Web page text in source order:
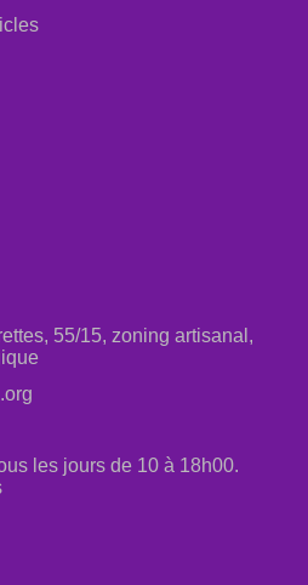
55/15, zoning artisanal,
les jours de 10 à 18h00.